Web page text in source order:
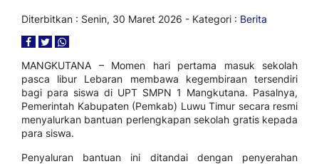
Diterbitkan : Senin, 30 Maret 2026 - Kategori : Berita
MANGKUTANA – Momen hari pertama masuk sekolah
pasca libur Lebaran membawa kegembiraan tersendiri
bagi para siswa di UPT SMPN 1 Mangkutana. Pasalnya,
Pemerintah Kabupaten (Pemkab) Luwu Timur secara resmi
menyalurkan bantuan perlengkapan sekolah gratis kepada
para siswa.
Penyaluran bantuan ini ditandai dengan penyerahan